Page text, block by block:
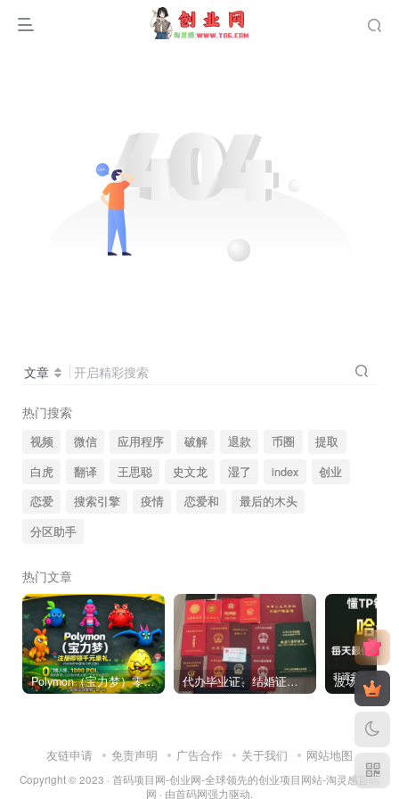
文章 开启精彩搜索
热门搜索
视频 微信 应用程序 破解 退款 币圈
提取
白虎
翻译 王思聪 史文龙 湿了 index
创业
恋爱
搜索引擎 疫情 恋爱和
最后的木头
分区助手
热门文章
Polymon（宝力梦）零撸链游天花板，稳定收益，轻松变现，今日全球首发！ 代办毕业证、结婚证、房产证、不动产权证书、离婚证、中专/大专/高中
友链申请 免责声明 广告合作 关于我们 网站地图
Copyright © 2023 · 首码项目网-创业网-全球领先的创业项目网站-淘灵感首码
网 · 由首码网强力驱动.